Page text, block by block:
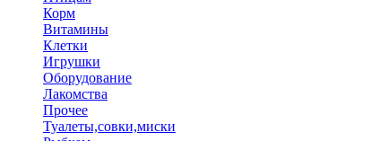
Корм
Витамины
Клетки
Игрушки
Оборудование
Лакомства
Прочее
Туалеты,совки,миски